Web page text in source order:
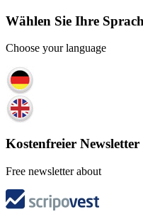
Wählen Sie Ihre
Choose your language
Kostenfreier Newsletter
Free newsletter about